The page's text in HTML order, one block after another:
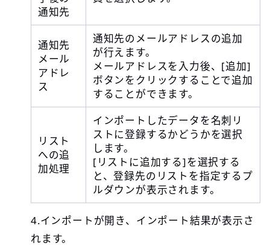
通知先
通知先
メール
アドレ
ス
通知先のメールアドレスの追加
が行えます。
メールアドレスを入力後、[追加]
ボタンをクリックすることで追加
することができます。
リスト
への追
加処理
インポートしたデータを名刺リ
ストに登録するかどうかを選択
します。
[リストに追加する]を選択する
と、登録先のリストを指定するプ
ルダウンが表示されます。
4.インポートが開き、インポート結果が表示さ
れます。